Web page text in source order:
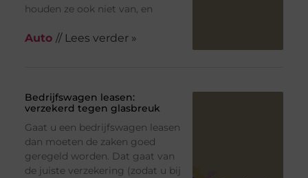
houden ze ook niet van, en
Auto // Lees verder »
Bedrijfswagen leasen:
verzekerd tegen glasbreuk
Gaat u een bedrijfswagen leasen
dan moeten de zaken goed
geregeld worden. Dat gaat van
de juiste verzekering (zodat u bij